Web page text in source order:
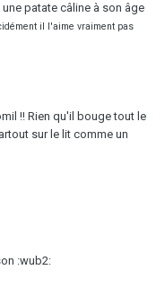
patate câline à son âge
il l'aime vraiment pas
!! Rien qu'il bouge tout le
sur le lit comme un
:wub2: